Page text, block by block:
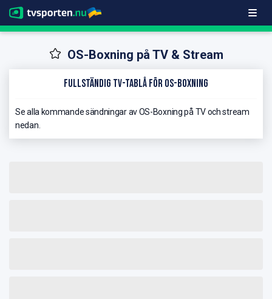
OS-Boxning på TV & Stream
Fullständig TV-Tablå för OS-Boxning
Se alla kommande sändningar av OS-Boxning på TV och stream
nedan.